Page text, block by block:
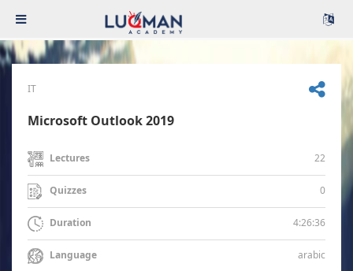
IT
Microsoft Outlook 2019
Lectures 22
Quizzes 0
Duration 4:26:36
Language arabic